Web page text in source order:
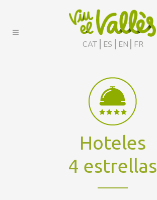
CAT ES EN FR
Hoteles
4 estrellas